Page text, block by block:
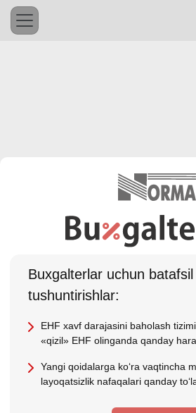
Buхgalterlar uchun batafsil
tushuntirishlar:
EHF хavf darajasini baholash
«qizil» EHF olinganda qanday
Yangi qoidalarga koʻra vaqtincha
layoqatsizlik nafaqalari qanday